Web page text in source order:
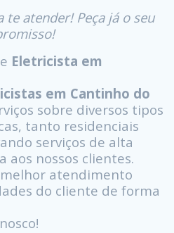
atender! Peça já o seu
Eletricista em
em Cantinho do
sobre diversos tipos
tanto residenciais
serviços de alta
aos nossos clientes.
atendimento
do cliente de forma